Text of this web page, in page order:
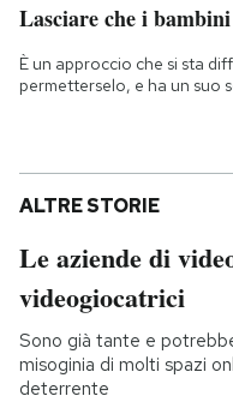
Lasciare che i
È un approccio che si sta
permetterselo, e ha un suo
ALTRE STORIE
Le aziende di
videogiocatrici
Sono già tante e
misoginia di molti spazi
deterrente